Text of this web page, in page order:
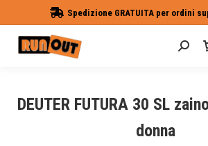
Spedizione GRATUITA per ordini
Cerca:
DEUTER FUTURA 30 SL
donna